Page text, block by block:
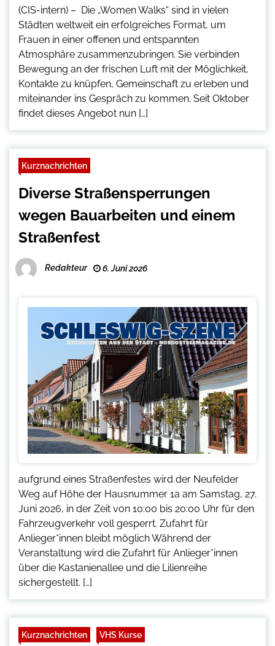
(CIS-intern) – Die „Women Walks“ sind in vielen
Städten weltweit ein erfolgreiches Format, um
Frauen in einer offenen und entspannten
Atmosphäre zusammenzubringen. Sie verbinden
Bewegung an der frischen Luft mit der Möglichkeit,
Kontakte zu knüpfen, Gemeinschaft zu erleben und
miteinander ins Gespräch zu kommen. Seit Oktober
findet dieses Angebot nun […]
Kurznachrichten
Diverse Straßensperrungen
wegen Bauarbeiten und einem
Straßenfest
Redakteur 6. Juni 2026
aufgrund eines Straßenfestes wird der Neufelder
Weg auf Höhe der Hausnummer 1a am Samstag, 27.
Juni 2026, in der Zeit von 10:00 bis 20:00 Uhr für den
Fahrzeugverkehr voll gesperrt. Zufahrt für
Anlieger*innen bleibt möglich Während der
Veranstaltung wird die Zufahrt für Anlieger*innen
über die Kastanienallee und die Lilienreihe
sichergestellt. […]
Kurznachrichten VHS Kurse